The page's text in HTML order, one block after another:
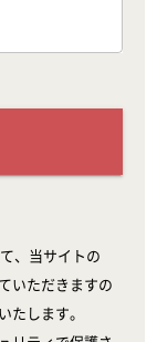
、当サイトの
いただきますの
たします。